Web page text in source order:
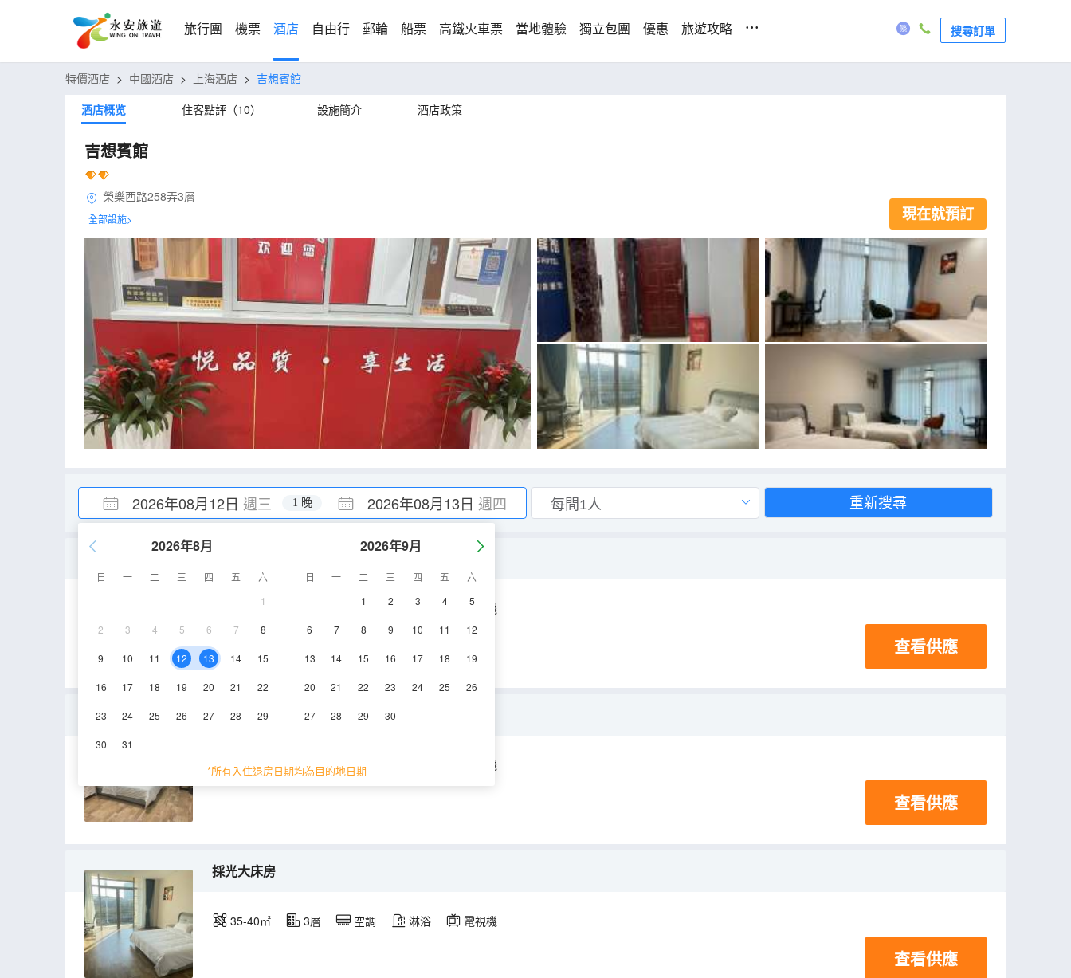
旅行團 機票 酒店 自由行 郵輪 船票 高鐵火車票 當地體驗 獨立包團 優惠 旅遊攻略 ... 搜尋訂單
特價酒店 > 中國酒店 > 上海酒店 > 吉想賓館
酒店概览
住客點評（10） 設施簡介 酒店政策
吉想賓館
榮樂西路258弄3層
全部設施> 現在就預訂
2026年08月12日 週三 2026年08月13日 週四
1 晚
2026年8月
日 一 二 三 四 五
六
1
2 3 4 5 6 7 8
9 10 11 12 13 14 15
16 17 18 19 20 21 22
23 24 25 26 27 28 29
30 31
2026年9月
日 一 二 三 四 五
六
1
2 3 4 5
6 7 8 9 10 11 12
13 14 15 16 17 18 19
20 21 22 23 24 25 26
27 28 29 30
*所有入住退房日期均為目的地日期
重新搜尋
40-45㎡ 空調 淋浴 電視機
查看供應
普通大床房
15-20㎡ 3層 空調 電視機
查看供應
採光大床房
35-40㎡ 3層 空調 淋浴 電視機
查看供應